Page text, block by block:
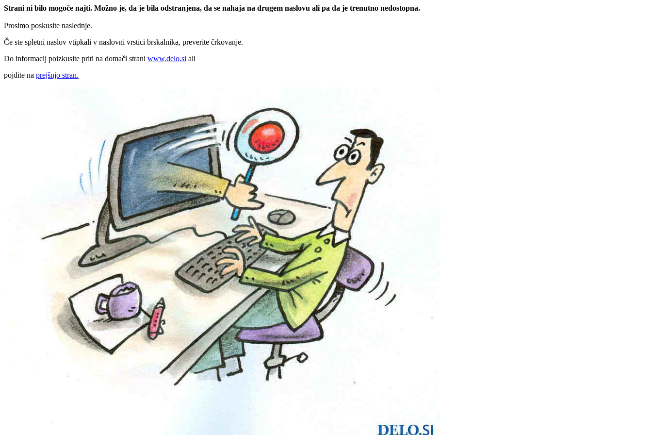
Strani ni bilo mogoče najti. Možno je, da je bila odstranjena, da se nahaja na drugem naslovu ali pa da je trenutno nedostopna.
Prosimo poskusite naslednje.
Če ste spletni naslov vtipkali v naslovni vrstici brskalnika, preverite črkovanje.
Do informacij poizkusite priti na domači strani www.delo.si ali
pojdite na prejšnjo stran.